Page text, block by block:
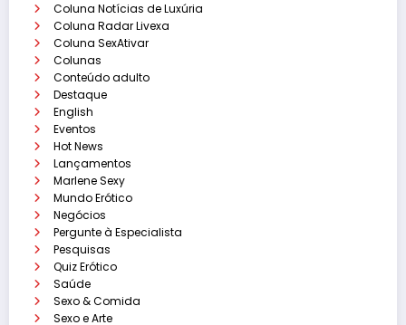
Coluna Notícias de Luxúria
Coluna Radar Livexa
Coluna SexAtivar
Colunas
Conteúdo adulto
Destaque
English
Eventos
Hot News
Lançamentos
Marlene Sexy
Mundo Erótico
Negócios
Pergunte à Especialista
Pesquisas
Quiz Erótico
Saúde
Sexo & Comida
Sexo e Arte